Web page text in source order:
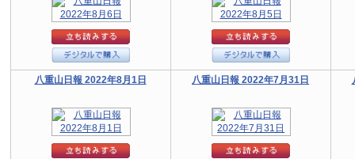
八重山日報 2022年8月1日 八重山日報 2022年7月31日